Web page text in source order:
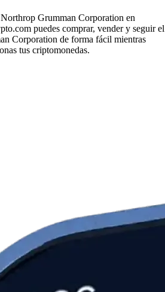
Grumman Corporation en
puedes comprar, vender y seguir el
Corporation de forma fácil mientras
tus criptomonedas.